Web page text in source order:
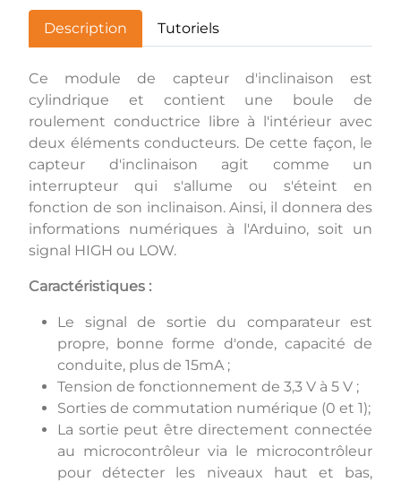
Description Tutoriels
Ce module de capteur d'inclinaison est
cylindrique et contient une boule de
roulement conductrice libre à l'intérieur avec
deux éléments conducteurs. De cette façon, le
capteur d'inclinaison agit comme un
interrupteur qui s'allume ou s'éteint en
fonction de son inclinaison. Ainsi, il donnera des
informations numériques à l'Arduino, soit un
signal HIGH ou LOW.
Caractéristiques :
Le signal de sortie du comparateur est
propre, bonne forme d'onde, capacité de
conduite, plus de 15mA ;
Tension de fonctionnement de 3,3 V à 5 V ;
Sorties de commutation numérique (0 et 1);
La sortie peut être directement connectée
au microcontrôleur via le microcontrôleur
pour détecter les niveaux haut et bas,